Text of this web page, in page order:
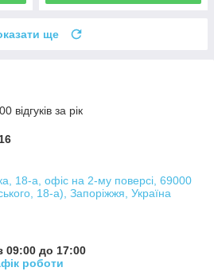
ще
відгуків за рік
18-а, офіс на 2-му поверсі, 69000
18-а), Запоріжжя, Україна
09:00 до 17:00
роботи